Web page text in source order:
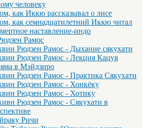
человеку
как Иккю рассказывал о лисе
как семнадцатилетний Иккю читал
наставление-индо
Рамос
Рюдзен Рамос - Дыхание сякухати
Рюдзен Рамос - Лекция Кацуя
в Мэйдзиро
Рюдзен Рамос - Практика Сякухати
Рюдзен Рамос - Хонкёку
Рюдзен Рамос - Хотику
Рюдзен Рамос - Сякухати в
Ричи